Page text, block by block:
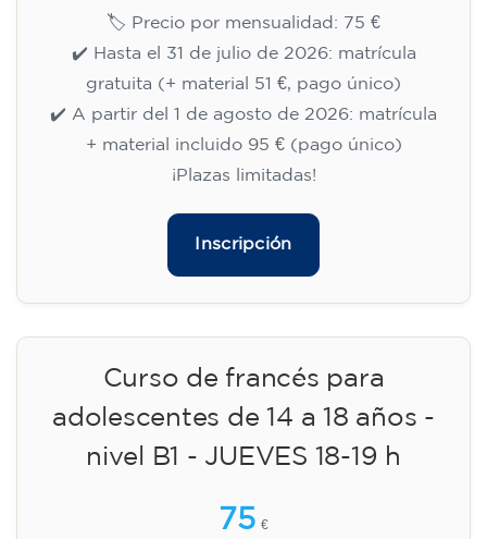
🏷️ Precio por mensualidad: 75 €
✔️ Hasta el 31 de julio de 2026: matrícula
gratuita (+ material 51 €, pago único)
✔️ A partir del 1 de agosto de 2026: matrícula
+ material incluido 95 € (pago único)
¡Plazas limitadas!
Inscripción
Curso de francés para
adolescentes de 14 a 18 años -
nivel B1 - JUEVES 18-19 h
75 €